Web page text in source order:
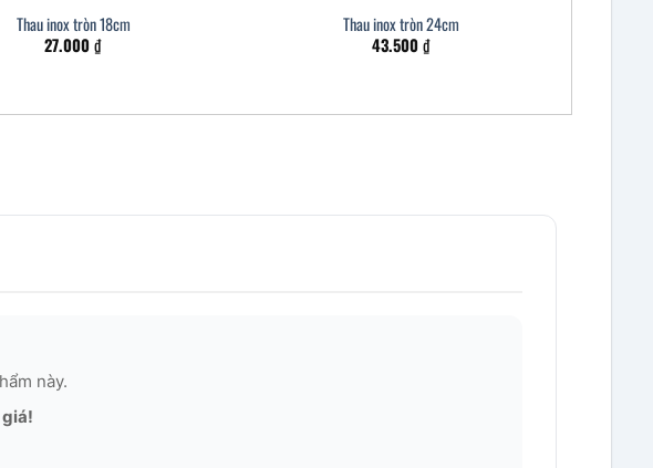
Thau inox tròn 18cm
27.000₫
Thau inox tròn 24cm
43.500₫
này.